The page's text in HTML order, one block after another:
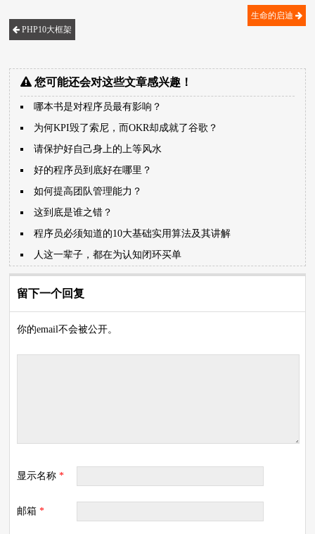
PHP10大框架
生命的启迪
您可能还会对这些文章感兴趣！
哪本书是对程序员最有影响？
为何KPI毁了索尼，而OKR却成就了谷歌？
请保护好自己身上的上等风水
好的程序员到底好在哪里？
如何提高团队管理能力？
这到底是谁之错？
程序员必须知道的10大基础实用算法及其讲解
人这一辈子，都在为认知闭环买单
留下一个回复
你的email不会被公开。
显示名称*
邮箱*